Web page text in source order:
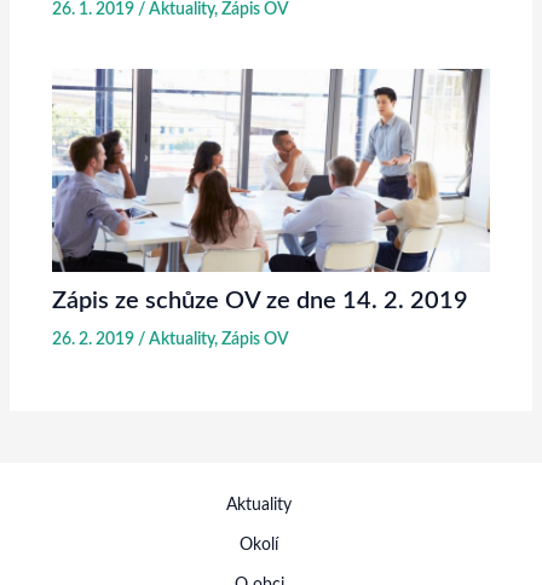
26. 1. 2019 / Aktuality, Zápis OV
Zápis ze schůze OV ze dne 14. 2. 2019
26. 2. 2019 / Aktuality, Zápis OV
Aktuality
Okolí